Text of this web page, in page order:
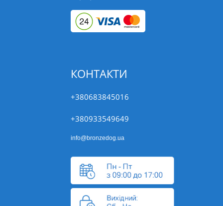
КОНТАКТИ
+380683845016
+380933549649
info@bronzedog.ua